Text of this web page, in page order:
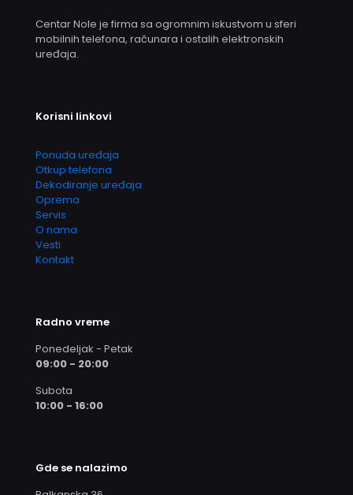
Centar Nole je firma sa ogromnim iskustvom u sferi
mobilnih telefona, računara i ostalih elektronskih
uređaja.
Korisni linkovi
Ponuda uređaja
Otkup telefona
Dekodiranje uređaja
Oprema
Servis
O nama
Vesti
Kontakt
Radno vreme
Ponedeljak - Petak
09:00 - 20:00
Subota
10:00 - 16:00
Gde se nalazimo